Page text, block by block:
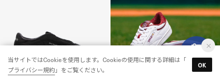
当サイトではCookieを使用します。Cookieの使用に関する詳細は「
プライバシー規約 」をご覧ください。
OK